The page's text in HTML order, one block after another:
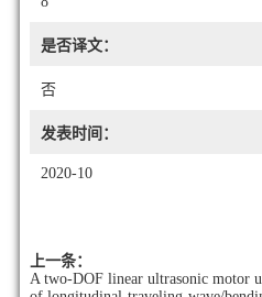
是否译文：
否
发表时间：
2020-10
上一条：
A two-DOF linear ultrasonic motor